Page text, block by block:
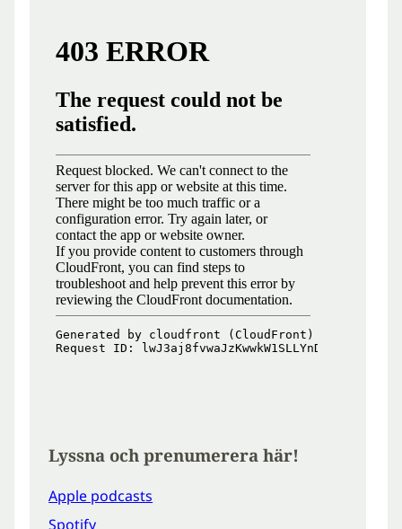
Lyssna och prenumerera här!
Apple podcasts
Spotify